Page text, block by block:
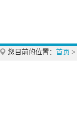
您目前的位置： 首页 >